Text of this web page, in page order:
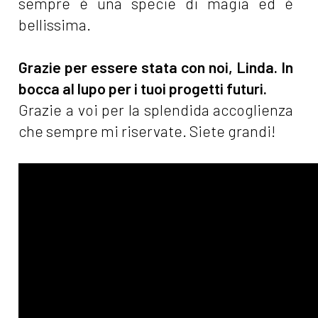
bellissima.
Grazie per essere stata con noi, Linda. In
bocca al lupo per i tuoi progetti futuri.
Grazie a voi per la splendida accoglienza
che sempre mi riservate. Siete grandi!